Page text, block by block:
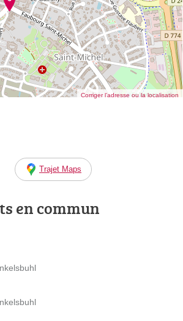
Corriger l’adresse ou la localisation
Trajet Maps
en commun